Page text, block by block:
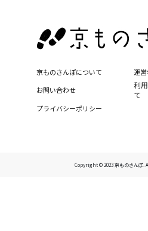
京ものさんぽについて
運
お問い合わせ
利
て
プライバシーポリシー
Copyright © 2023 京ものさんぽ.